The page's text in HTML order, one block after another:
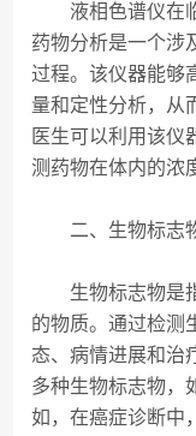
液相色谱仪在临
药物分析是一个涉
过程。该仪器能够
量和定性分析，从
医生可以利用该仪
测药物在体内的浓
二、生物标志
生物标志物是指
的物质。通过检测
态、病情进展和治
多种生物标志物，
如，在癌症诊断中